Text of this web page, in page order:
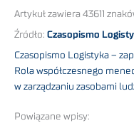
Artykuł zawiera 43611
Źródło: Czasopismo
Czasopismo Logistyka –
Rola współczesnego
w zarządzaniu zasobami
Powiązane wpisy: